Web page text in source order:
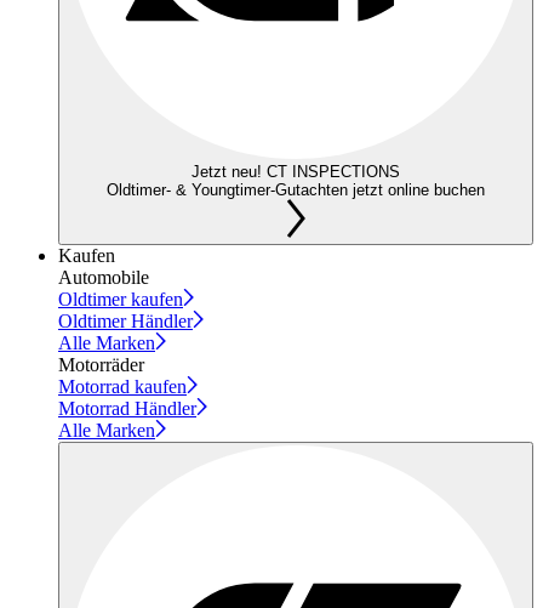
Jetzt neu! CT INSPECTIONS
Oldtimer- & Youngtimer-Gutachten jetzt online buchen
Kaufen
Automobile
Oldtimer kaufen
Oldtimer Händler
Alle Marken
Motorräder
Motorrad kaufen
Motorrad Händler
Alle Marken